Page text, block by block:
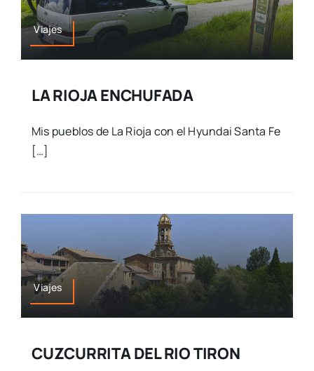
Viajes
LA RIOJA ENCHUFADA
Mis pueblos de La Rioja con el Hyundai Santa Fe
[…]
Viajes
CUZCURRITA DEL RIO TIRON